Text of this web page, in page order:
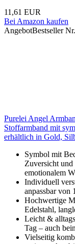
11,61 EUR
Bei Amazon kaufen
AngebotBestseller
Purelei Angel
Stoffarmband mit
erhältlich in Gold,
Symbol mit
Zuversicht
emotionalem
Individuell
anpassbar von
Hochwertige
Edelstahl,
Leicht &
Tag – auch
Vielseitig